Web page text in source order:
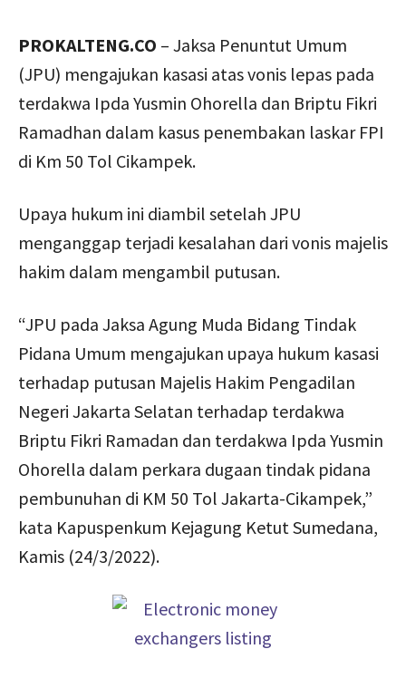
PROKALTENG.CO – Jaksa Penuntut Umum
(JPU) mengajukan kasasi atas vonis lepas pada
terdakwa Ipda Yusmin Ohorella dan Briptu Fikri
Ramadhan dalam kasus penembakan laskar FPI
di Km 50 Tol Cikampek.
Upaya hukum ini diambil setelah JPU
menganggap terjadi kesalahan dari vonis majelis
hakim dalam mengambil putusan.
“JPU pada Jaksa Agung Muda Bidang Tindak
Pidana Umum mengajukan upaya hukum kasasi
terhadap putusan Majelis Hakim Pengadilan
Negeri Jakarta Selatan terhadap terdakwa
Briptu Fikri Ramadan dan terdakwa Ipda Yusmin
Ohorella dalam perkara dugaan tindak pidana
pembunuhan di KM 50 Tol Jakarta-Cikampek,”
kata Kapuspenkum Kejagung Ketut Sumedana,
Kamis (24/3/2022).